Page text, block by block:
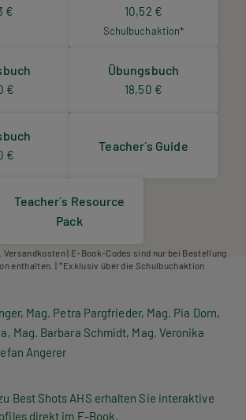
€ 10,52 €
Schulbuchaktion*
€
Übungsbuch
18,50 €
€
Teacher´s Guide
Teacher´s Resource
Pack
Versandkosten | E-Book-Codes sind nur bei Bestellung
enthalten. | *Exklusiv über die Schulbuchaktion
Mag. Petra Pargfrieder, Mag. Pia Dorn,
Mag. Barbara Schmidt, Mag. Veronika
Angerer
Best Shots AHS erhalten Sie interaktive
direkt im E-Book.